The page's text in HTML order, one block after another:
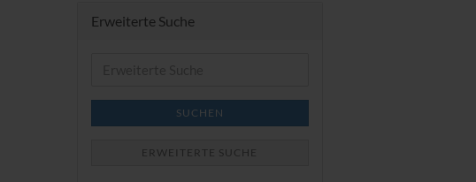
Erweiterte Suche
SUCHEN
ERWEITERTE SUCHE